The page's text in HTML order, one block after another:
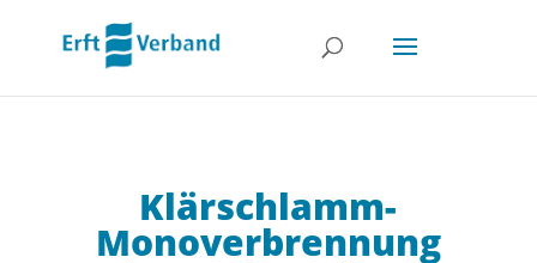
Klärschlamm-
Monoverbrennung